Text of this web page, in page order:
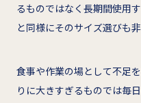
るものではなく長期間使用
と同様にそのサイズ選びも
食事や作業の場として不足
りに大きすぎるものでは毎